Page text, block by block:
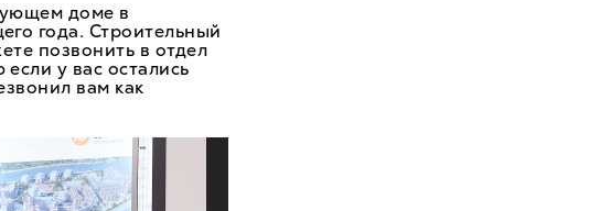
доме в
года. Строительный
позвонить в отдел
у вас остались
вам как